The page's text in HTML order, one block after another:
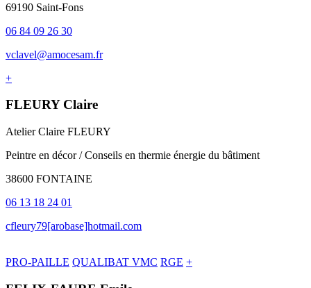
69190 Saint-Fons
06 84 09 26 30
vclavel@amocesam.fr
+
FLEURY Claire
Atelier Claire FLEURY
Peintre en décor / Conseils en thermie énergie du bâtiment
38600 FONTAINE
06 13 18 24 01
cfleury79[arobase]hotmail.com
PRO-PAILLE QUALIBAT VMC RGE +